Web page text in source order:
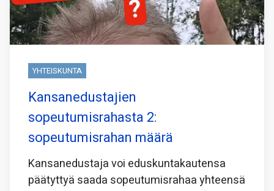
YHTEISKUNTA
Kansanedustajien
sopeutumisrahasta 2:
sopeutumisrahan määrä
Kansanedustaja voi eduskuntakautensa
päätyttyä saada sopeutumisrahaa yhteensä